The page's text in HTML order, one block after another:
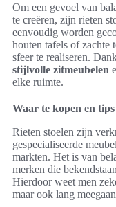
Om een gevoel van
te creëren, zijn rieten
eenvoudig worden
houten tafels of zachte
sfeer te realiseren.
stijlvolle zitmeubelen
elke ruimte.
Waar te kopen en
Rieten stoelen zijn
gespecialiseerde
markten. Het is van
merken die
Hierdoor weet men
maar ook lang